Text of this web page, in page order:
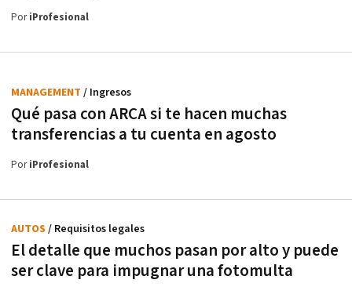
PoriProfesional
Qué pasa con ARCA si te hacen muchas
transferencias a tu cuenta en agosto
MANAGEMENT / Ingresos
PoriProfesional
El detalle que muchos pasan por alto y puede
ser clave para impugnar una fotomulta
AUTOS / Requisitos legales